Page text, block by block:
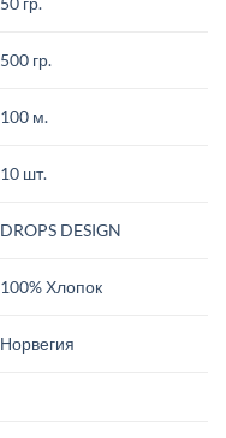
500 гр.
100 м.
10 шт.
DROPS DESIGN
100% Хлопок
Норвегия